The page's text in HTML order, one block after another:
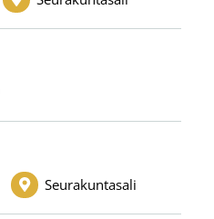
Seurakuntasali